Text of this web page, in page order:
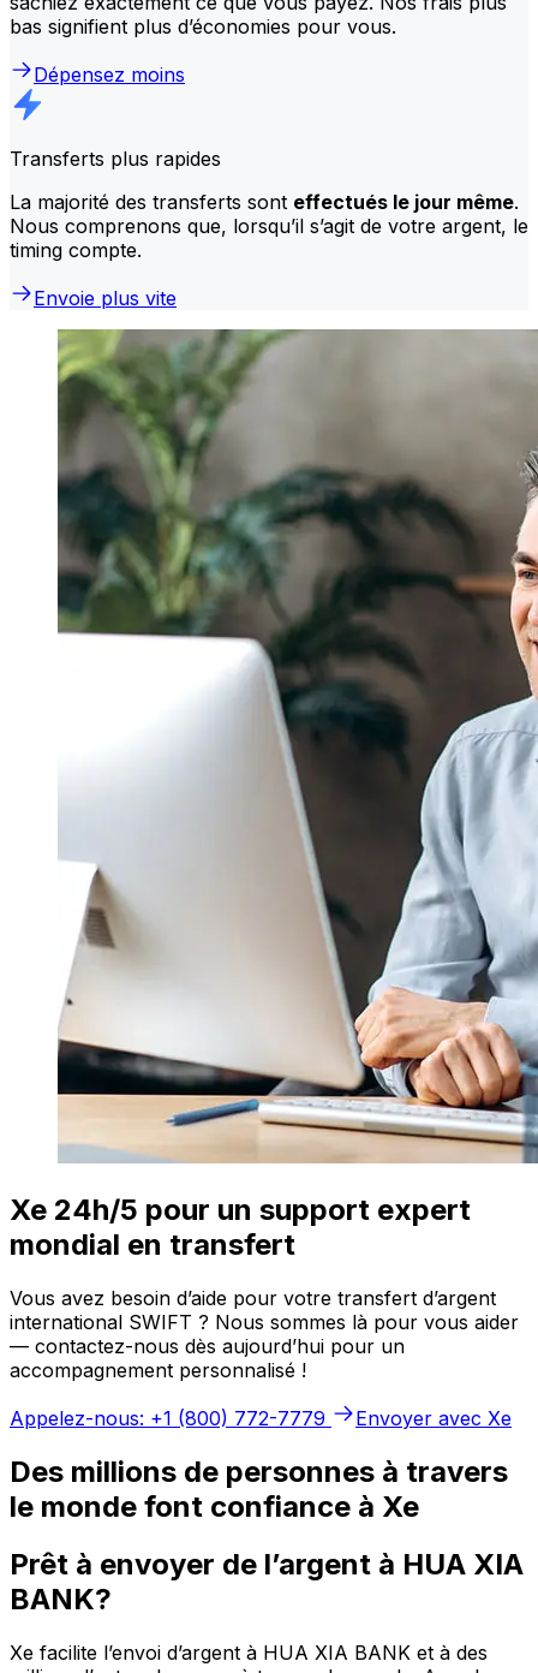
bas signifient plus d’économies pour vous.
Dépensez moins
Transferts plus rapides
La majorité des transferts sont effectués le jour même.
Nous comprenons que, lorsqu’il s’agit de votre argent, le
timing compte.
Envoie plus vite
Xe 24h/5 pour un support expert
mondial en transfert
Vous avez besoin d’aide pour votre transfert d’argent
international SWIFT ? Nous sommes là pour vous aider
— contactez-nous dès aujourd’hui pour un
accompagnement personnalisé !
Appelez-nous: +1 (800) 772-7779
Envoyer avec Xe
Des millions de personnes à travers
le monde font confiance à Xe
Prêt à envoyer de l’argent à HUA XIA
BANK?
Xe facilite l’envoi d’argent à HUA XIA BANK et à des